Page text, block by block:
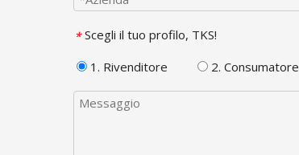
* Scegli il tuo profilo, TKS!
1. Rivenditore
2. Consumatore